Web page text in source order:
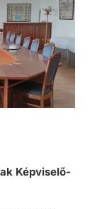
Képviselő-